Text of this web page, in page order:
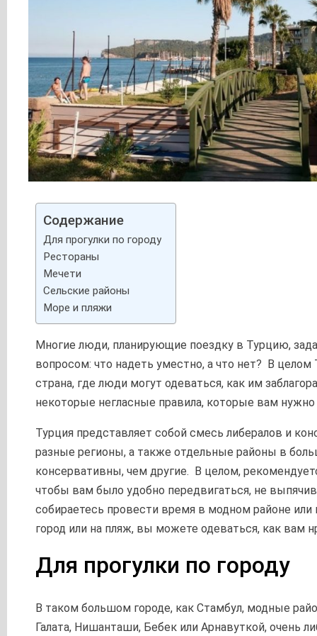
Содержание
Для прогулки по городу
Рестораны
Мечети
Сельские районы
Море и пляжи
Многие люди, планирующие поездку в Турцию,
вопросом: что надеть уместно, а что нет? В целом
страна, где люди могут одеваться, как им
некоторые негласные правила, которые вам нужно
Турция представляет собой смесь либералов и
разные регионы, а также отдельные районы в
консервативны, чем другие. В целом,
чтобы вам было удобно передвигаться, не
собираетесь провести время в модном районе или
город или на пляж, вы можете одеваться, как вам
Для прогулки по городу
В таком большом городе, как Стамбул, модные
Галата, Нишанташи, Бебек или Арнавуткой, очень